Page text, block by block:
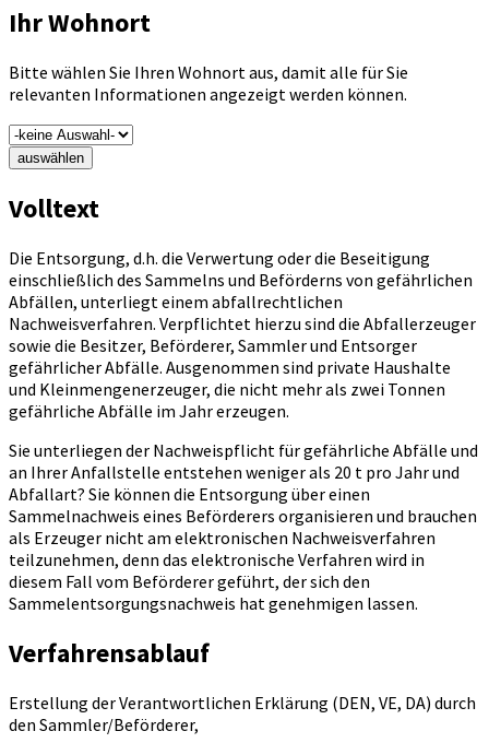
Ihr Wohnort
Bitte wählen Sie Ihren Wohnort aus, damit alle für Sie
relevanten Informationen angezeigt werden können.
auswählen
Volltext
Die Entsorgung, d.h. die Verwertung oder die Beseitigung
einschließlich des Sammelns und Beförderns von gefährlichen
Abfällen, unterliegt einem abfallrechtlichen
Nachweisverfahren. Verpflichtet hierzu sind die Abfallerzeuger
sowie die Besitzer, Beförderer, Sammler und Entsorger
gefährlicher Abfälle. Ausgenommen sind private Haushalte
und Kleinmengenerzeuger, die nicht mehr als zwei Tonnen
gefährliche Abfälle im Jahr erzeugen.
Sie unterliegen der Nachweispflicht für gefährliche Abfälle und
an Ihrer Anfallstelle entstehen weniger als 20 t pro Jahr und
Abfallart? Sie können die Entsorgung über einen
Sammelnachweis eines Beförderers organisieren und brauchen
als Erzeuger nicht am elektronischen Nachweisverfahren
teilzunehmen, denn das elektronische Verfahren wird in
diesem Fall vom Beförderer geführt, der sich den
Sammelentsorgungsnachweis hat genehmigen lassen.
Verfahrensablauf
Erstellung der Verantwortlichen Erklärung (DEN, VE, DA) durch
den Sammler/Beförderer,